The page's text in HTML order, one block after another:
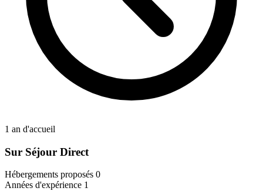
1 an d'accueil
Sur Séjour Direct
Hébergements proposés 0
Années d'expérience 1